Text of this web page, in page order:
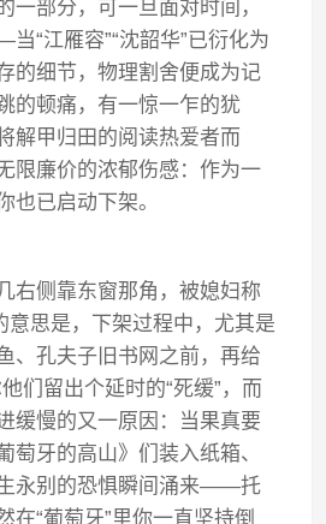
一部分，可一旦面对时间，
当“江雁容”“沈韶华”已衍化为
的细节，物理割舍便成为记
的顿痛，有一惊一乍的犹
解甲归田的阅读热爱者而
限廉价的浓郁伤感：作为一
也已启动下架。
右侧靠东窗那角，被媳妇称
意思是，下架过程中，尤其是
、孔夫子旧书网之前，再给
们留出个延时的“死缓” ，而
缓慢的又一原因：当果真要
萄牙的高山》们装入纸箱、
永别的恐惧瞬间涌来——托
在“葡萄牙”里你一直坚持倒